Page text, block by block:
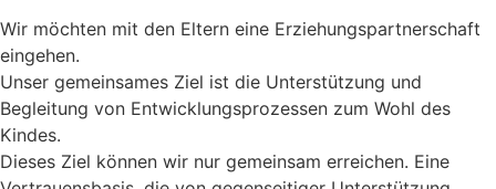
Wir möchten mit den Eltern eine Erziehungspartnerschaft
eingehen.
Unser gemeinsames Ziel ist die Unterstützung und
Begleitung von Entwicklungsprozessen zum Wohl des
Kindes.
Dieses Ziel können wir nur gemeinsam erreichen. Eine